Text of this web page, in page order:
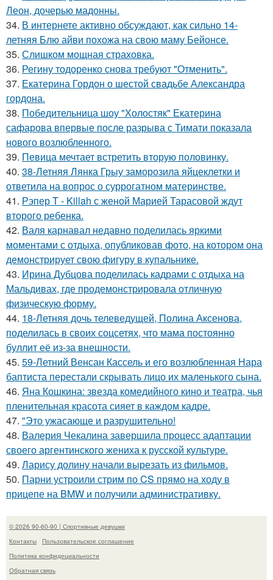
Леон, дочерью мадонны.
34. В интернете активно обсуждают, как сильно 14-
летняя Блю айви похожа на свою маму Бейонсе.
35. Слишком мощная страховка.
36. Регину тодоренко снова требуют "Отменить".
37. Екатерина Гордон о шестой свадьбе Александра
гордона.
38. Победительница шоу "Холостяк" Екатерина
сафарова впервые после разрыва с Тимати показала
нового возлюбленного.
39. Певица мечтает встретить вторую половинку.
40. 38-Летняя Лянка Грыу заморозила яйцеклетки и
ответила на вопрос о суррогатном материнстве.
41. Рэпер T - Killah с женой Марией Тарасовой ждут
второго ребенка.
42. Валя карнавал недавно поделилась яркими
моментами с отдыха, опубликовав фото, на котором она
демонстрирует свою фигуру в купальнике.
43. Ирина Дубцова поделилась кадрами с отдыха на
Мальдивах, где продемонстрировала отличную
физическую форму.
44. 18-Летняя дочь телеведущей, Полина Аксенова,
поделилась в своих соцсетях, что мама постоянно
буллит её из-за внешности.
45. 59-Летний Венсан Кассель и его возлюбленная Нара
баптиста перестали скрывать лицо их маленького сына.
46. Яна Кошкина: звезда комедийного кино и театра, чья
пленительная красота сияет в каждом кадре.
47. "Это ужасающе и разрушительно!
48. Валерия Чекалина завершила процесс адаптации
своего аргентинского жениха к русской культуре.
49. Ларису долину начали вырезать из фильмов.
50. Парни устроили стрим по CS прямо на ходу в
прицепе на BMW и получили административку.
© 2026 90-60-90 | Спортивные девушки
Контакты
Пользовательское соглашение
Политика конфидециальности
Обратная связь